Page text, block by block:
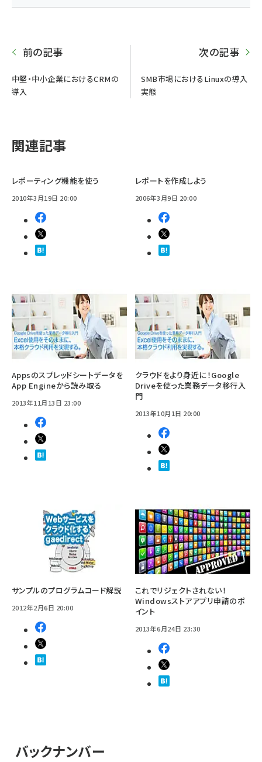
前の記事
中堅・中小企業におけるCRMの
導入
次の記事
SMB市場におけるLinuxの導入
実態
関連記事
レポーティング機能を使う
2010年3月19日 20:00
レポートを作成しよう
2006年3月9日 20:00
Appsのスプレッドシートデータを
App Engineから読み取る
2013年11月13日 23:00
クラウドをより身近に！Google
Driveを使った業務データ移行入
門
2013年10月1日 20:00
サンプルのプログラムコード解説
2012年2月6日 20:00
これでリジェクトされない！
Windowsストアアプリ申請のポ
イント
2013年6月24日 23:30
バックナンバー